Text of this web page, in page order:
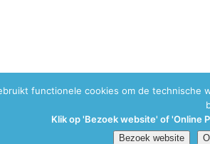
functionele cookies om de technische
Klik op 'Bezoek website' of 'Online
Bezoek website